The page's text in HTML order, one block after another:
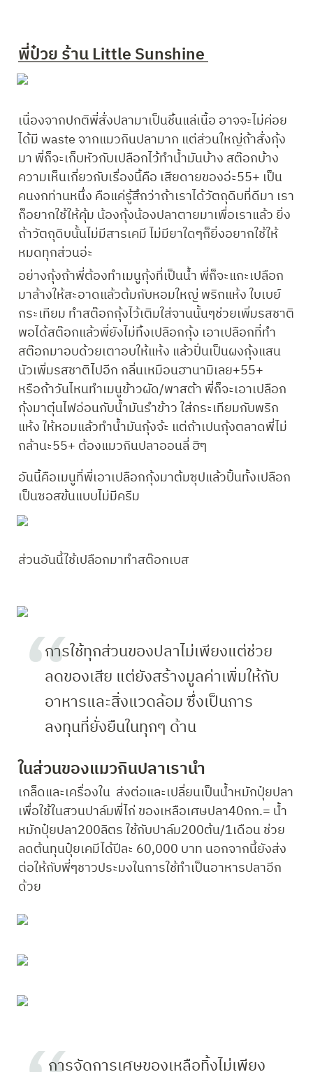
พี่ป๋วย ร้าน Little Sunshine
เนื่องจากปกติพี่สั่งปลามาเป็นชิ้นแล่เนื้อ อาจจะไม่ค่อย
ได้มี waste จากแมวกินปลามาก แต่ส่วนใหญ่ถ้าสั่งกุ้ง
มา พี่ก็จะเก็บหัวกับเปลือกไว้ทำน้ำมันบ้าง สต๊อกบ้าง
ความเห็นเกี่ยวกับเรื่องนี้คือ เสียดายของอ่ะ55+ เป็น
คนงกท่านหนึ่ง คือแค่รู้สึกว่าถ้าเราได้วัตถุดิบที่ดีมา เรา
ก็อยากใช้ให้คุ้ม น้องกุ้งน้องปลาตายมาเพื่อเราแล้ว ยิ่ง
ถ้าวัตถุดิบนั้นไม่มีสารเคมี ไม่มียาใดๆก็ยิ่งอยากใช้ให้
อย่างกุ้งถ้าพี่ต้องทำเมนูกุ้งที่เป็นน้ำ พี่ก็จะแกะเปลือก
มาล้างให้สะอาดแล้วต้มกับหอมใหญ่ พริกแห้ง ใบเบย์
กระเทียม ทำสต๊อกกุ้งไว้เติมใส่จานนั้นๆช่วยเพิ่มรสชาติ
พอได้สต๊อกแล้วพี่ยังไม่ทิ้งเปลือกกุ้ง เอาเปลือกที่ทำ
สต๊อกมาอบด้วยเตาอบให้แห้ง แล้วปั่นเป็นผงกุ้งแสน
นัวเพิ่มรสชาติไปอีก กลิ่นเหมือนฮานามิเลย+55+
หรือถ้าวันไหนทำเมนูข้าวผัด/พาสต้า พี่ก็จะเอาเปลือก
กุ้งมาตุ๋นไฟอ่อนกับน้ำมันรำข้าว ใส่กระเทียมกับพริก
แห้ง ให้หอมแล้วทำน้ำมันกุ้งจ้ะ แต่ถ้าเปนกุ้งตลาดพี่ไม่
กล้านะ55+ ต้องแมวกินปลาออนลี่ ฮิๆ
อันนี้คือเมนูที่พี่เอาเปลือกกุ้งมาต้มซุปแล้วปั้นทั้งเปลือก
เป็นซอสข้นแบบไม่มีครีม
ส่วนอันนี้ใช้เปลือกมาทำสต๊อกเบส
การใช้ทุกส่วนของปลาไม่เพียงแต่ช่วย
ลดของเสีย แต่ยังสร้างมูลค่าเพิ่มให้กับ
อาหารและสิ่งแวดล้อม ซึ่งเป็นการ
ลงทุนที่ยั่งยืนในทุกๆ ด้าน
ในส่วนของแมวกินปลาเรานำ
เกล็ดและเครื่องใน  ส่งต่อและเปลี่ยนเป็นน้ำหมักปุ๋ยปลา
เพื่อใช้ในสวนปาล์มพี่ไก่ ของเหลือเศษปลา40กก.= น้ำ
หมักปุ๋ยปลา200ลิตร ใช้กับปาล์ม200ต้น/1เดือน ช่วย
ลดต้นทุนปุ๋ยเคมีได้ปีละ 60,000 บาท นอกจากนี้ยังส่ง
ต่อให้กับพี่ๆชาวประมงในการใช้ทำเป็นอาหารปลาอีก
ด้วย
การจัดการเศษของเหลือทิ้งไม่เพียง